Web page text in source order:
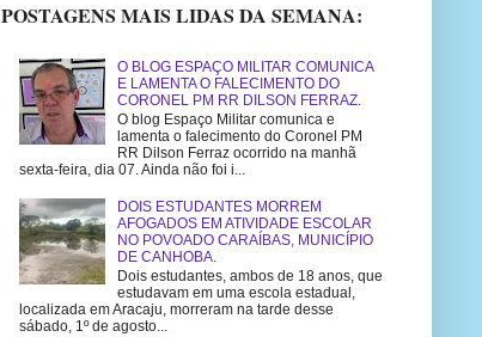
POSTAGENS MAIS LIDAS DA SEMANA:
O BLOG ESPAÇO MILITAR COMUNICA
E LAMENTA O FALECIMENTO DO
CORONEL PM RR DILSON FERRAZ.
O blog Espaço Militar comunica e
lamenta o falecimento do Coronel PM
RR Dilson Ferraz ocorrido na manhã
sexta-feira, dia 07. Ainda não foi i...
DOIS ESTUDANTES MORREM
AFOGADOS EM ATIVIDADE ESCOLAR
NO POVOADO CARAÍBAS, MUNICÍPIO
DE CANHOBA.
Dois estudantes, ambos de 18 anos, que
estudavam em uma escola estadual,
localizada em Aracaju, morreram na tarde desse
sábado, 1º de agosto...